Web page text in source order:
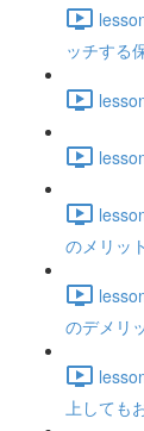
ッチする
のメリッ
のデメリ
上しても